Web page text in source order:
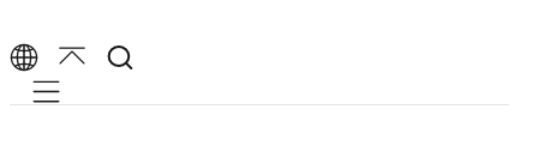
Mobile navigation